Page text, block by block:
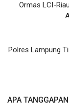
Ormas LCI-
Polres Lampung
APA